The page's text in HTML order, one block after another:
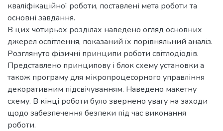
кваліфікаційної роботи, поставлені мета роботи та
основні завдання.
В цих чотирьох розділах наведено огляд основних
джерел освітлення, показаний їх порівняльний аналіз.
Розглянуто фізичні принципи роботи світлодіодів.
Представлено принципову і блок схему установки а
також програму для мікропроцесорного управління
декоративним підсвічуванням. Наведено макетну
схему. В кінці роботи було звернено увагу на заходи
щодо забезпечення безпеки під час виконання
роботи.